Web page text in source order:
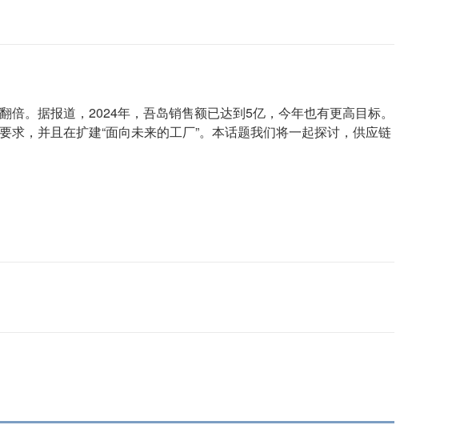
。据报道，2024年，吾岛销售额已达到5亿，今年也有更高目标。
，并且在扩建“面向未来的工厂”。本话题我们将一起探讨，供应链